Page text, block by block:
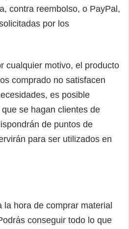
contra reembolso, o PayPal,
por los
cualquier motivo, el producto
comprado no satisfacen
es posible
se hagan clientes de
de puntos de
para ser utilizados en
la hora de comprar material
conseguir todo lo que